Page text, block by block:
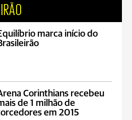
marca início do
Corinthians recebeu
de 1 milhão de
em 2015